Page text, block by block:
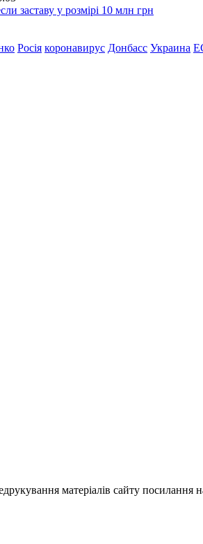
заставу у розмірі 10 млн грн
Росія коронавирус Донбасс Украина
матеріалів сайту посилання